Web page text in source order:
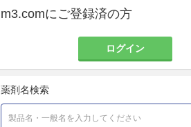
m3.comにご登録済の方
ログイン
薬剤名検索